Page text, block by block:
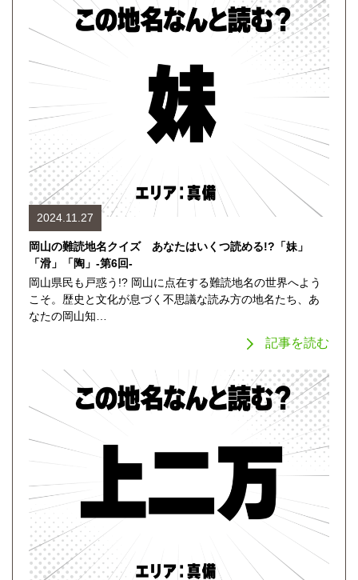
2024.11.27
岡山の難読地名クイズ あなたはいくつ読める!?「妹」
「滑」「陶」-第6回-
岡山県民も戸惑う!? 岡山に点在する難読地名の世界へよう
こそ。歴史と文化が息づく不思議な読み方の地名たち、あ
なたの岡山知…
記事を読む